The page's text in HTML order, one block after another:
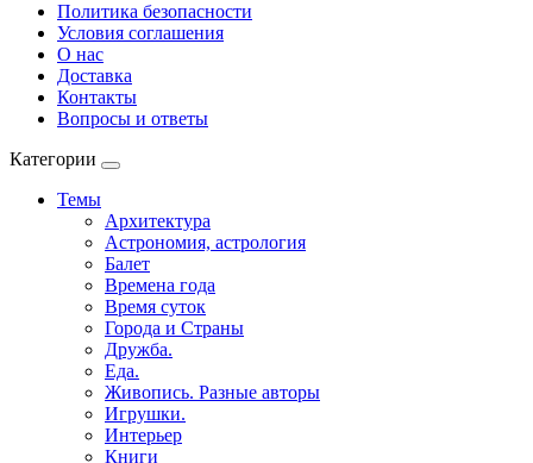
Политика безопасности
Условия соглашения
О нас
Доставка
Контакты
Вопросы и ответы
Категории
Темы
Архитектура
Астрономия, астрология
Балет
Времена года
Время суток
Города и Страны
Дружба.
Еда.
Живопись. Разные авторы
Игрушки.
Интерьер
Книги